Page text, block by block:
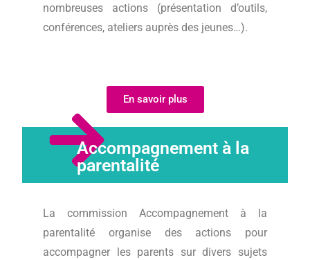
nombreuses actions (présentation d’outils,
conférences, ateliers auprès des jeunes…).
En savoir plus
Accompagnement à la
parentalité
La commission Accompagnement à la
parentalité organise des actions pour
accompagner les parents sur divers sujets